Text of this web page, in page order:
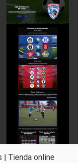
| Tienda online